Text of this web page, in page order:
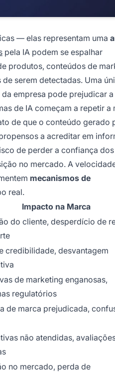
— elas representam uma
pela IA podem se espalhar
produtos, conteúdos de
serem detectadas. Uma
empresa pode prejudicar a
de IA começam a repetir a
de que o conteúdo gerado
a acreditar em
de perder a confiança dos
no mercado. A
mecanismos de
real.
Impacto na Marca
do cliente, desperdício de
credibilidade, desvantagem
de marketing enganosas,
regulatórios
de marca prejudicada,
não atendidas,
no mercado, perda de